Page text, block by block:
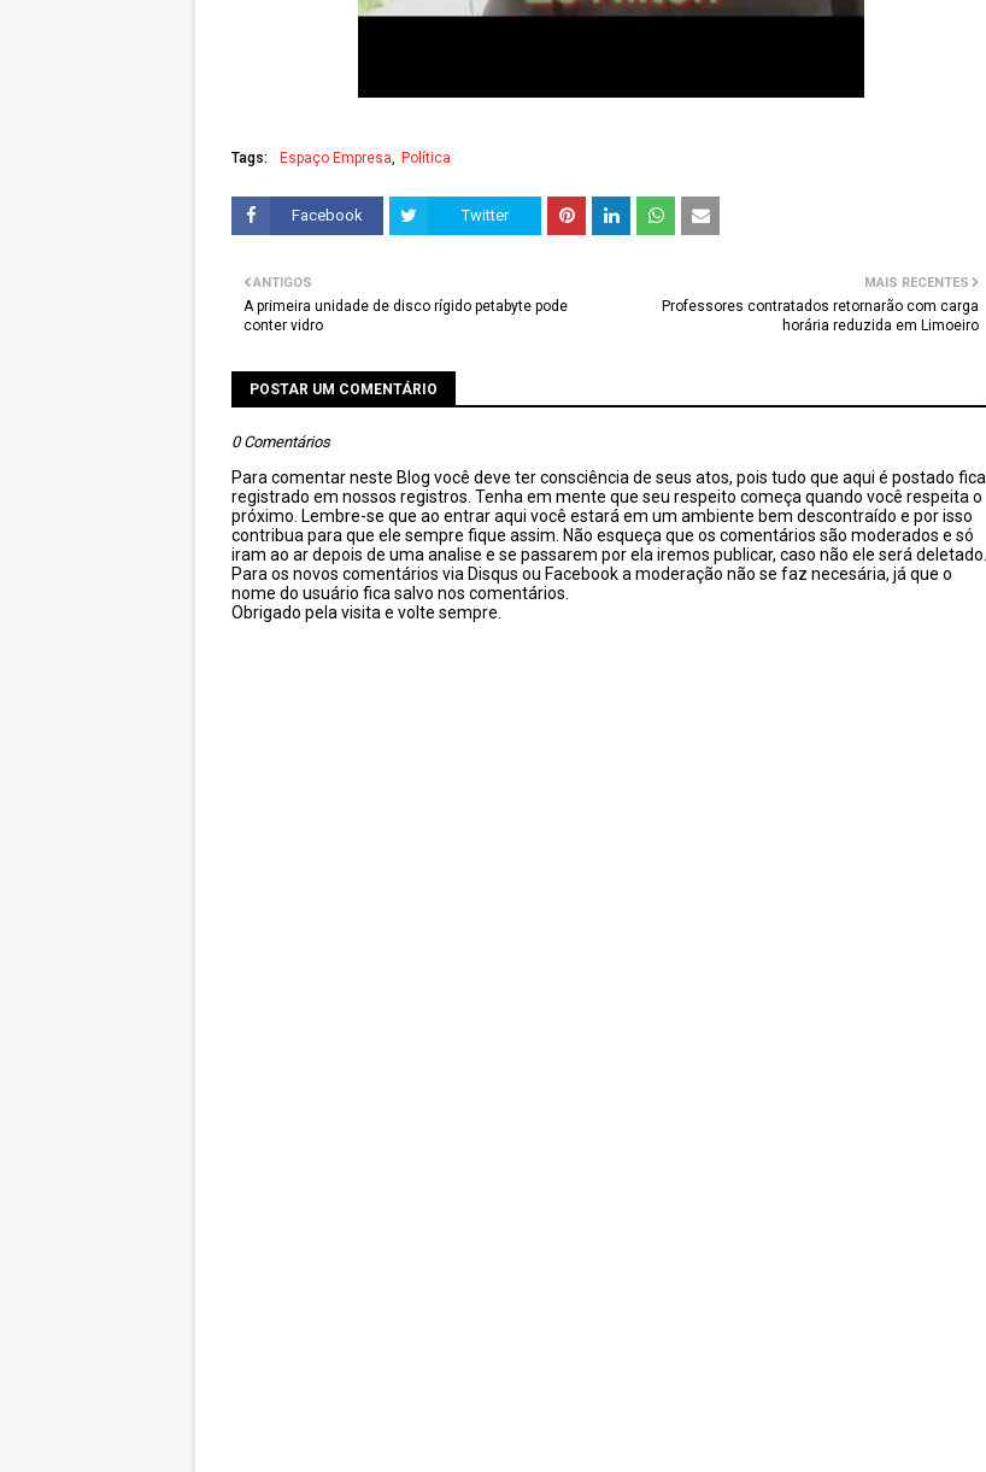
Tags: Espaço Empresa Política
Facebook Twitter
MAIS RECENTES
Professores contratados retornarão com carga
horária reduzida em Limoeiro
ANTIGOS
A primeira unidade de disco rígido petabyte pode
conter vidro
POSTAR UM COMENTÁRIO
0 Comentários
Para comentar neste Blog você deve ter consciência de seus atos, pois tudo que aqui é postado fica
registrado em nossos registros. Tenha em mente que seu respeito começa quando você respeita o
próximo. Lembre-se que ao entrar aqui você estará em um ambiente bem descontraído e por isso
contribua para que ele sempre fique assim. Não esqueça que os comentários são moderados e só
iram ao ar depois de uma analise e se passarem por ela iremos publicar, caso não ele será deletado.
Para os novos comentários via Disqus ou Facebook a moderação não se faz necesária, já que o
nome do usuário fica salvo nos comentários.
Obrigado pela visita e volte sempre.